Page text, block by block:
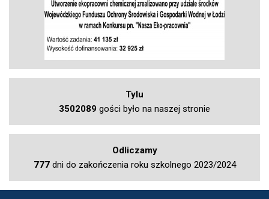
Tylu
3502089 gości było na naszej stronie
Odliczamy
777dni do zakończenia roku szkolnego 2023/2024